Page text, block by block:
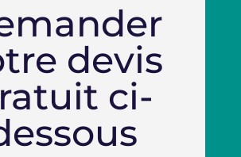
devis
ci-